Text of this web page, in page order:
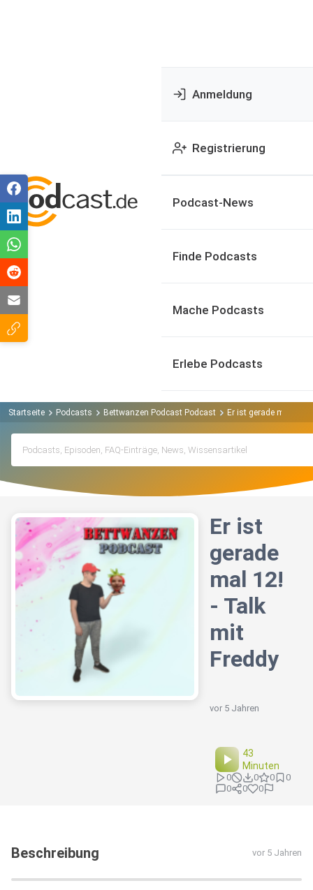
Anmeldung
Registrierung
Podcast-News
Finde Podcasts
Mache Podcasts
Erlebe Podcasts
Startseite Podcasts Bettwanzen Podcast Podcast Er ist gerade mal 12! -
Er ist
gerade
mal 12!
- Talk
mit
Freddy
vor 5 Jahren
43
Minuten
0 0 0
0
0
0 0
Beschreibung vor 5 Jahren